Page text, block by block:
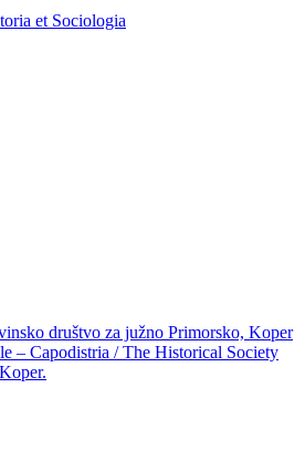
et Sociologia
društvo za južno Primorsko, Koper
– Capodistria / The Historical Society